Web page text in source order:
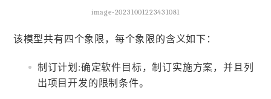
image-20231001223431081
该模型共有四个象限，每个象限的含义如下：
制订计划:确定软件目标，制订实施方案，并且列
出项目开发的限制条件。